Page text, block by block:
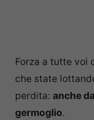
Forza a tutte voi
che state
perdita: anche
germoglio.